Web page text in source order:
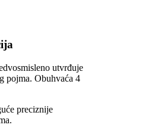
utvrđuje
pojma. Obuhvaća 4
preciznije